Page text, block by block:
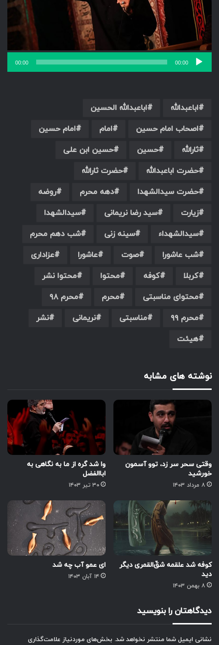
00:00
00:00
اباعبدالله
اباعبدالله الحسین
اصحاب امام حسین
امام
امام حسین
ثارالله
حسین
حسین ابن علی
حضرت اباعبدالله
حضرت ثارالله
حضرت سیدالشهدا
دهه محرم
روضه
زیارت
سید رضا نریمانی
سیدالشهدا
سیدالشهداء
سینه زنی
شب دهم محرم
شب عاشورا
صوت عاشورا
عزاداری
کربلا
کوفه محتوا
محتوا نشر
محتوای مناسبتی
محرم
محرم ۹۸
محرم ۹۹
مناسبتی نریمانی
نشر
هیئت
نوشته های مشابه
وقتی سحر سر زد، توو آسمون
خورشید
۸ مرداد ۱۴۰۳
وا شد گره از ما به نگاهی به
اباالفضل
۳۰ تیر ۱۴۰۳
کوفه شد علقمه شقّ‌القمری دیگر
دید
۸ بهمن ۱۴۰۳
ای عمو آب چه شد
۱۴ آبان ۱۴۰۳
دیدگاهتان را بنویسید
نشانی ایمیل شما منتشر نخواهد شد. بخش‌های موردنیاز علامت‌گذاری